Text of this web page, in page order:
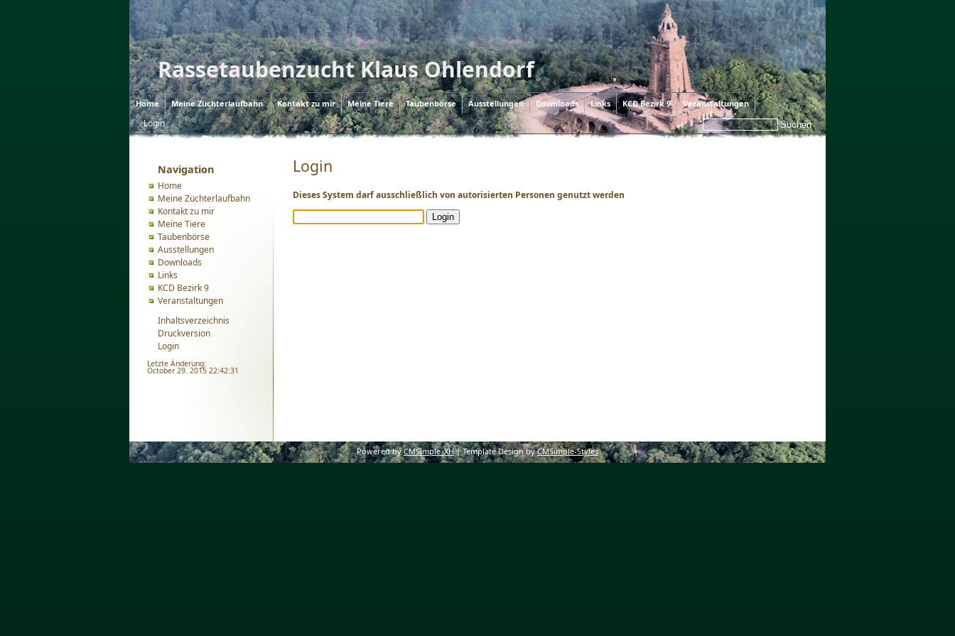
Rassetaubenzucht Klaus Ohlendorf
Home Meine Züchterlaufbahn Kontakt zu mir Meine Tiere Taubenbörse Ausstellungen Downloads Links KCD Bezirk 9 Veranstaltungen
Login
Navigation
Home
Meine Züchterlaufbahn
Kontakt zu mir
Meine Tiere
Taubenbörse
Ausstellungen
Downloads
Links
KCD Bezirk 9
Veranstaltungen
Inhaltsverzeichnis
Druckversion
Login
Letzte Änderung:
October 29. 2015 22:42:31
Login
Dieses System darf ausschließlich von autorisierten Personen genutzt werden
Powered byCMSimple_XH| Template Design byCMSimple-Styles